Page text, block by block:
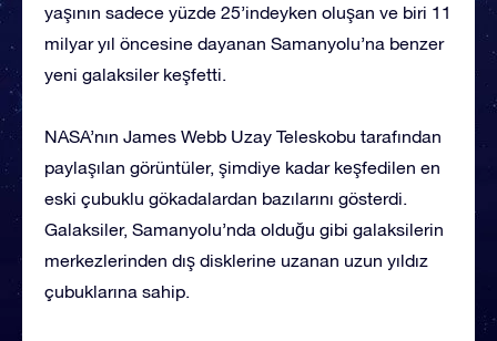
yaşının sadece yüzde 25’indeyken oluşan ve biri 11
milyar yıl öncesine dayanan Samanyolu’na benzer
yeni galaksiler keşfetti.
NASA’nın James Webb Uzay Teleskobu tarafından
paylaşılan görüntüler, şimdiye kadar keşfedilen en
eski çubuklu gökadalardan bazılarını gösterdi.
Galaksiler, Samanyolu’nda olduğu gibi galaksilerin
merkezlerinden dış disklerine uzanan uzun yıldız
çubuklarına sahip.